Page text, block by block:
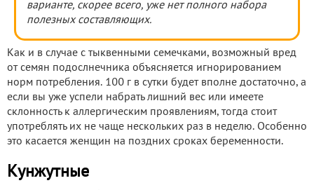
варианте, скорее всего, уже нет полного набора
полезных составляющих.
Как и в случае с тыквенными семечками, возможный вред
от семян подослнечника объясняется игнорированием
норм потребления. 100 г в сутки будет вполне достаточно, а
если вы уже успели набрать лишний вес или имеете
склонность к аллергическим проявлениям, тогда стоит
употреблять их не чаще нескольких раз в неделю. Особенно
это касается женщин на поздних сроках беременности.
Кунжутные